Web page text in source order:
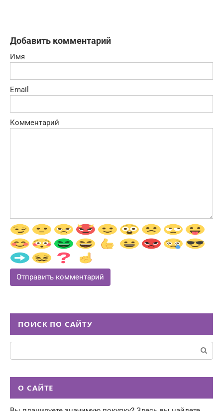
Добавить комментарий
Имя
Email
Комментарий
ПОИСК ПО САЙТУ
Поиск:
О САЙТЕ